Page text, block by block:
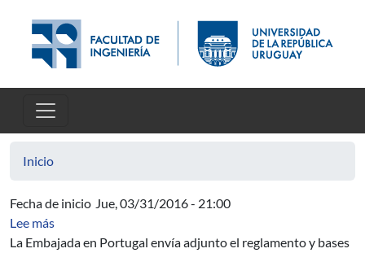
Inicio
Fecha de inicio Jue, 03/31/2016 - 21:00
Lee mássobre Embajada de Portugal - Premio Científico Mário
La Embajada en Portugal envía adjunto el reglamento y bases